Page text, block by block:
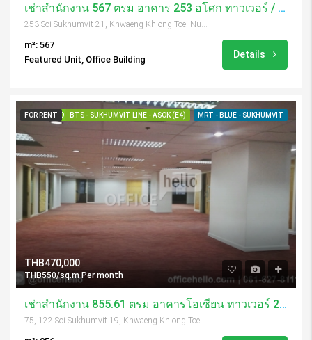
เช่าสำนักงาน 567 ตรม อาคาร 253 อโศก ทาวเวอร์ / 253 Asoke Tower
m²: 567
Featured Unit, Office Building
Details
FEATURED
FOR RENT BTS - SUKHUMVIT LINE - ASOK (E4) MRT - BLUE - SUKHUMVIT
THB470,000
THB550/sq.m Per month
เช่าสำนักงาน 855.61 ตรม อาคารโอเชี่ยน ทาวเวอร์ 2 / Ocean Tower 2
75, 122 Soi Sukhumvit 19, Khwaeng Khlong Toei Nuea, Khet Watthana, Krung Thep Maha Nakhon 10110, Thailand